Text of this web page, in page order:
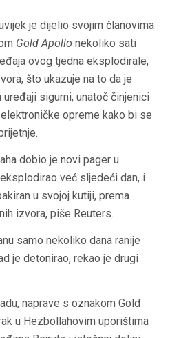
je dijelio svojim članovima
Gold Apollo nekoliko sati
ovog tjedna eksplodirale,
što ukazuje na to da je
sigurni, unatoč činjenici
opreme kako bi se
dobio je novi pager u
već sljedeći dan, i
u svojoj kutiji, prema
izvora, piše Reuters.
samo nekoliko dana ranije
je detonirao, rekao je drugi
naprave s oznakom Gold
u Hezbollahovim uporištima